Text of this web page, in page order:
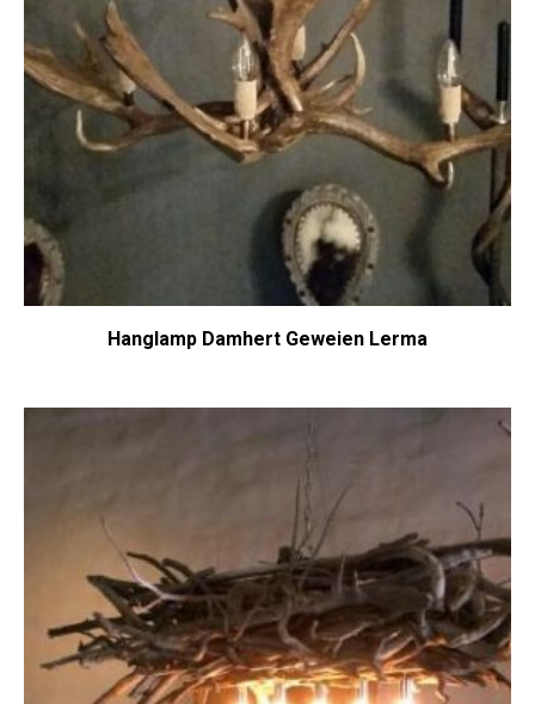
Hanglamp Damhert Geweien Lerma